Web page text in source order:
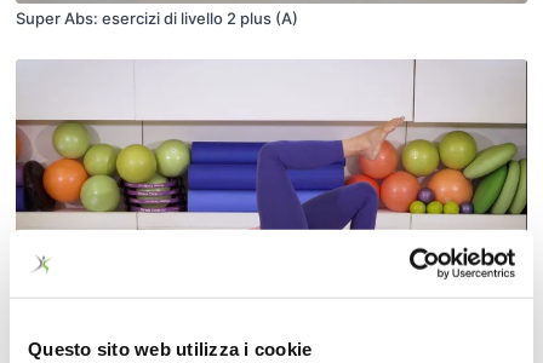
Questo sito web utilizza i cookie
Super Abs: esercizi di livello 2 plus (A)
Allenamento per i Glutei